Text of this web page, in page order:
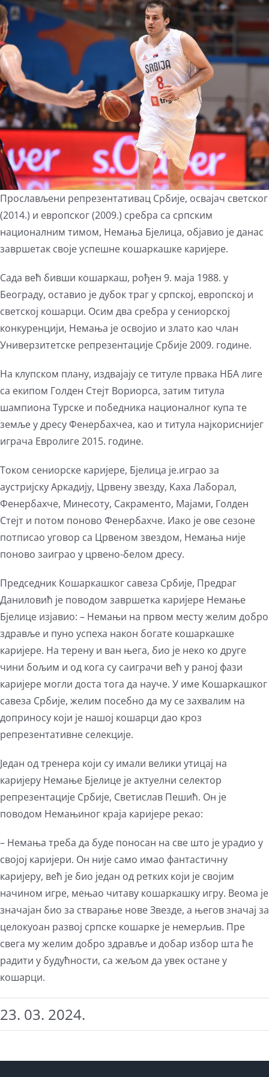
Larger
Image
Прослављени репрезентативац Србије, освајач светског
(2014.) и европског (2009.) сребра са српским
националним тимом, Немања Бјелица, објавио је данас
завршетак своје успешне кошаркашке каријере.
Сада већ бивши кошаркаш, рођен 9. маја 1988. у
Београду, оставио је дубок траг у српској, европској и
светској кошарци. Осим два сребра у сениорској
конкуренцији, Немања је освојио и злато као члан
Универзитетске репрезентације Србије 2009. године.
На клупском плану, издвајају се титуле првака НБА лиге
са екипом Голден Стејт Вориорса, затим титула
шампиона Турске и победника националног купа те
земље у дресу Фенербахчеа, као и титула најкориснијег
играча Евролиге 2015. године.
Током сениорске каријере, Бјелица је.играо за
аустријску Аркадију, Црвену звезду, Kаха Лаборал,
Фенербахче, Минесоту, Сакраменто, Мајами, Голден
Стејт и потом поново Фенербахче. Иако је ове сезоне
потписао уговор са Црвеном звездом, Немања није
поново заиграо у црвено-белом дресу.
Председник Kошаркашког савеза Србије, Предраг
Даниловић је поводом завршетка каријере Немање
Бјелице изјавио: – Немањи на првом месту желим добро
здравље и пуно успеха након богате кошаркашке
каријере. На терену и ван њега, био је неко ко друге
чини бољим и од кога су саиграчи већ у раној фази
каријере могли доста тога да науче. У име Kошаркашког
савеза Србије, желим посебно да му се захвалим на
доприносу који је нашој кошарци дао кроз
репрезентативне селекције.
Један од тренера који су имали велики утицај на
каријеру Немање Бјелице је актуелни селектор
репрезентације Србије, Светислав Пешић. Он је
поводом Немањиног краја каријере рекао:
– Немања треба да буде поносан на све што је урадио у
својој каријери. Он није само имао фантастичну
каријеру, већ је био један од ретких који је својим
начином игре, мењао читаву кошаркашку игру. Веома је
значајан био за стварање нове Звезде, а његов значај за
целокуоан развој српске кошарке је немерљив. Пре
свега му желим добро здравље и добар избор шта ће
радити у будућности, са жељом да увек остане у
кошарци.
23. 03. 2024.